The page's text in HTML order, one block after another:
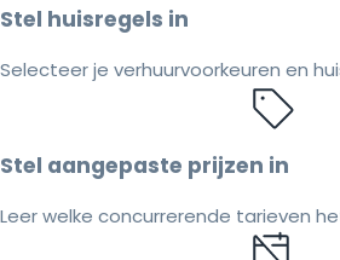
Stel huisregels in
Selecteer je verhuurvoorkeuren en
Stel aangepaste prijzen in
Leer welke concurrerende tarieven